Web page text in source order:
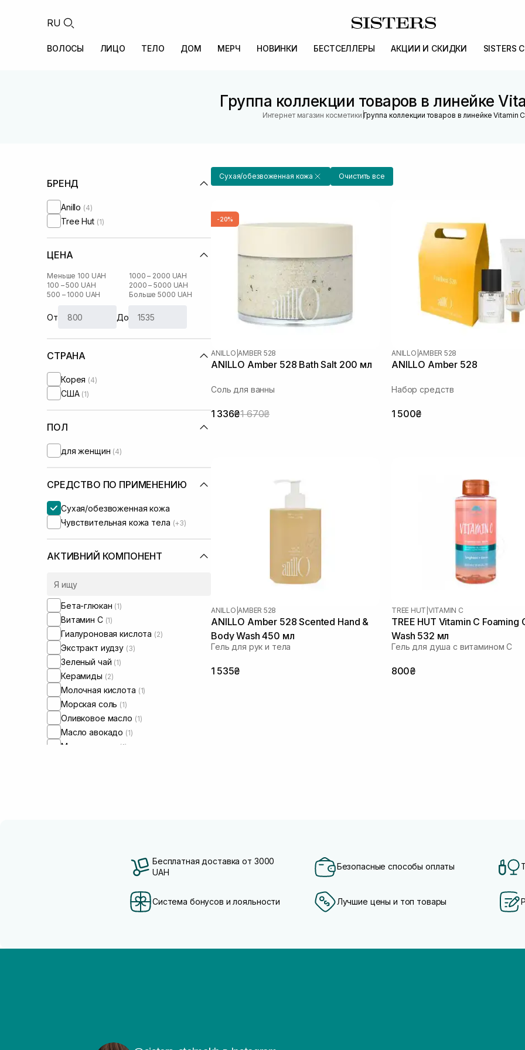
RU
ВОЛОСЫ ЛИЦО ТЕЛО ДОМ МЕРЧ НОВИНКИ БЕСТСЕЛЛЕРЫ АКЦИИ И СКИДКИ SISTERS
Группа коллекции товаров в линейке
Интернет магазин косметики |Группа коллекции товаров в линейке Vitamin C
БРЕНД
Anillo (4)
Tree Hut (1)
ЦЕНА
Меньше 100 UAH
100 – 500 UAH
500 – 1000 UAH
1000 – 2000 UAH
2000 – 5000 UAH
Больше 5000 UAH
От До
СТРАНА
Корея (4)
США (1)
ПОЛ
для женщин (4)
СРЕДСТВО ПО ПРИМЕНЕНИЮ
Сухая/обезвоженная кожа
Чувствительная кожа тела (+3)
АКТИВНИЙ КОМПОНЕНТ
Бета-глюкан (1)
Витамин C (1)
Гиалуроновая кислота (2)
Экстракт иудзу (3)
Зеленый чай (1)
Керамиды (2)
Молочная кислота (1)
Морская соль (1)
Оливковое масло (1)
Масло авокадо (1)
Масло арганы (1)
Сухая/обезвоженная кожа Очистить все
-20%
ANILLO AMBER 528
ANILLO Amber 528 Bath Salt 200 мл
Соль для ванны
1 336₴1 670₴
ANILLO AMBER 528
ANILLO Amber 528
Набор средств
1 500₴
ANILLO AMBER 528
ANILLO Amber 528 Scented Hand &
Body Wash 450 мл
Гель для рук и тела
1 535₴
TREE HUT VITAMIN C
TREE HUT Vitamin C Foaming
Wash 532 мл
Гель для душа с витамином C
800₴
Бесплатная доставка от 3000
UAH
Безопасные способы оплаты
Система бонусов и лояльности Лучшие цены и топ товары